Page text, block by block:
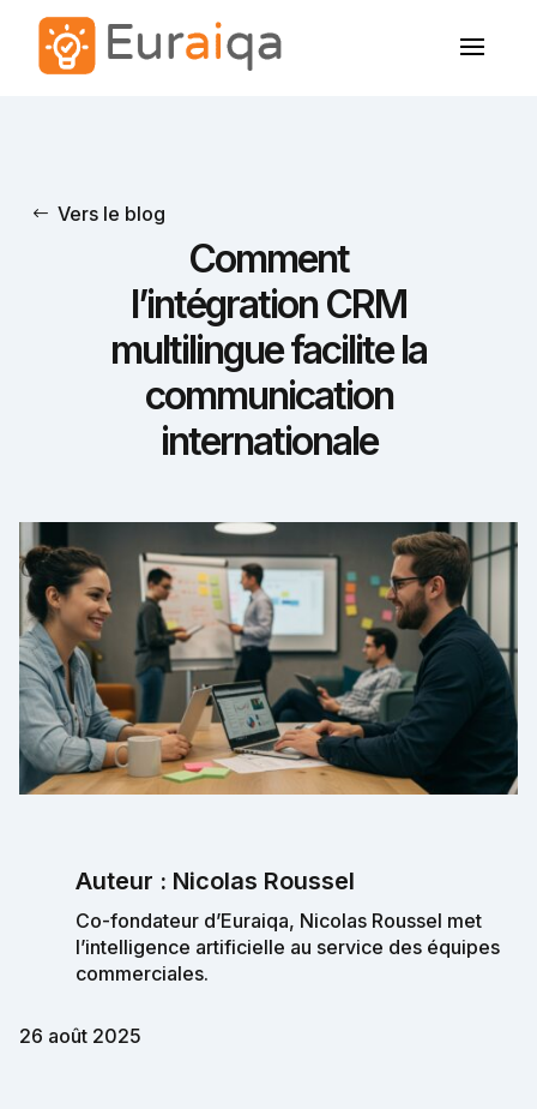
Vers le blog
Comment
l’intégration CRM
multilingue facilite la
communication
internationale
Auteur : Nicolas Roussel
Co-fondateur d’Euraiqa, Nicolas Roussel met
l’intelligence artificielle au service des équipes
commerciales.
26 août 2025